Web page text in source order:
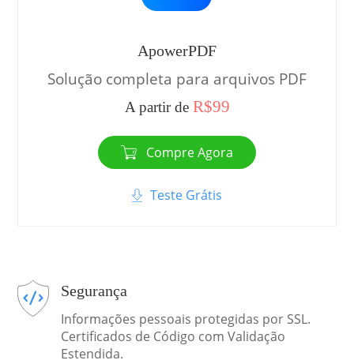
ApowerPDF
Solução completa para arquivos PDF
A partir de R$99
Compre Agora
Teste Grátis
Segurança
Informações pessoais protegidas por SSL.
Certificados de Código com Validação
Estendida.